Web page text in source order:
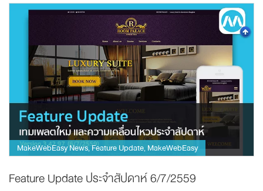
MakeWebEasy News,Feature Update, MakeWebEasy
Feature Update ประจำสัปดาห์ 6/7/2559